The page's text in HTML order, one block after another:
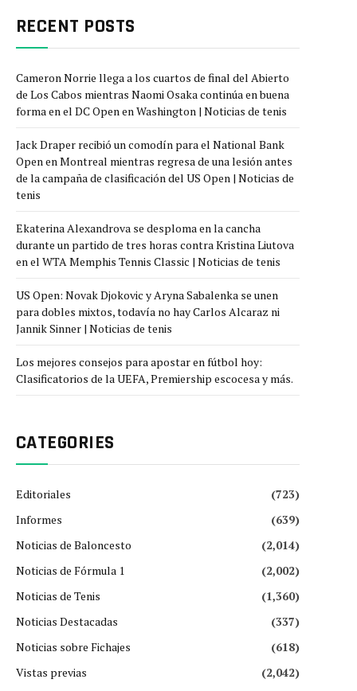
RECENT POSTS
Cameron Norrie llega a los cuartos de final del Abierto
de Los Cabos mientras Naomi Osaka continúa en buena
forma en el DC Open en Washington | Noticias de tenis
Jack Draper recibió un comodín para el National Bank
Open en Montreal mientras regresa de una lesión antes
de la campaña de clasificación del US Open | Noticias de
tenis
Ekaterina Alexandrova se desploma en la cancha
durante un partido de tres horas contra Kristina Liutova
en el WTA Memphis Tennis Classic | Noticias de tenis
US Open: Novak Djokovic y Aryna Sabalenka se unen
para dobles mixtos, todavía no hay Carlos Alcaraz ni
Jannik Sinner | Noticias de tenis
Los mejores consejos para apostar en fútbol hoy:
Clasificatorios de la UEFA, Premiership escocesa y más.
CATEGORIES
Editoriales
(723)
Informes
(639)
Noticias de Baloncesto
(2,014)
Noticias de Fórmula 1
(2,002)
Noticias de Tenis
(1,360)
Noticias Destacadas
(337)
Noticias sobre Fichajes
(618)
Vistas previas
(2,042)